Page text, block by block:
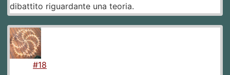
dibattito riguardante una teoria.
#18